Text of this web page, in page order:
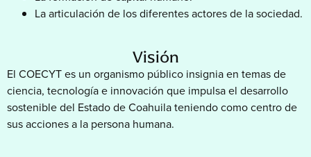
La articulación de los diferentes actores de la sociedad.
Visión
El COECYT es un organismo público insignia en temas de
ciencia, tecnología e innovación que impulsa el desarrollo
sostenible del Estado de Coahuila teniendo como centro de
sus acciones a la persona humana.